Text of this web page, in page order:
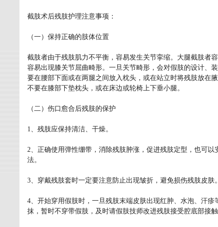
截肢术后残肢护理注意事项：
（一）保持正确的肢体位置
截肢者由于残肢肌力不平衡，容易发生关节挛缩。大腿截肢者
容易出现膝关节屈曲畸形。一旦关节畸形，会对假肢的设计、
要在腰部下面或在两腿之间放入枕头，或在站立时将残肢放在
不要在膝部下垫枕头，或在床边或轮椅上下垂小腿。
（二）伤口愈合后残肢的保护
1、残肢应保持清洁、干燥。
2、正确使用弹性绷带，消除残肢肿涨，促进残肢定型，也可
法。
3、穿戴残肢套时一定要注意防止出现皱折，避免损伤残肢皮肤
4、开始穿用假肢时，一旦残肢末端皮肤出现红肿、水泡、汗
抹，暂时不穿带假肢，及时请假肢技师改进残肢接受腔底部接